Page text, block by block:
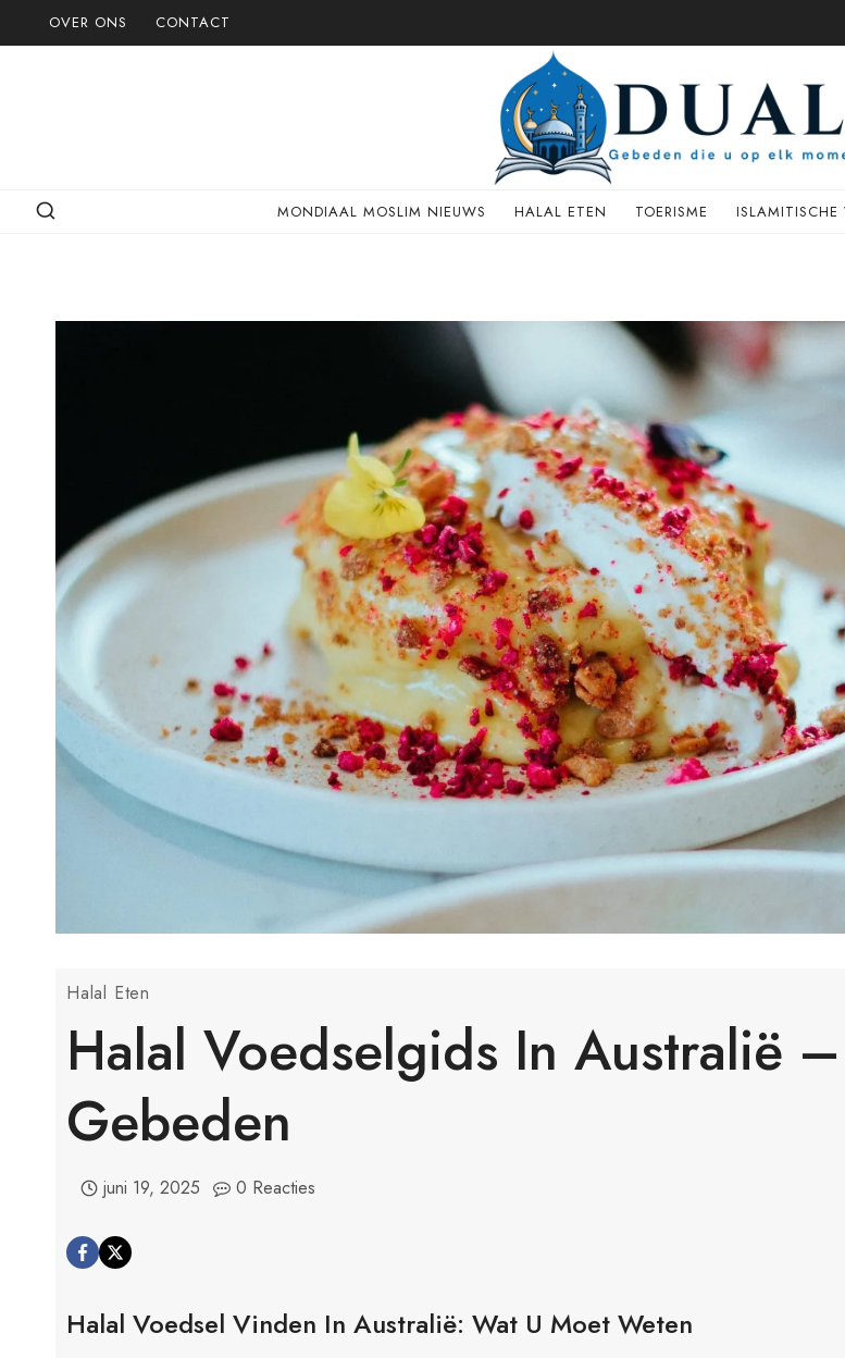
Doorgaan
naar
OVER ONS CONTACT
MONDIAAL MOSLIM NIEUWS HALAL ETEN TOERISME ISLAMITISCHE
Halal Eten
Halal Voedselgids In Australië –
Gebeden
juni 19, 2025 0 Reacties
Halal Voedsel Vinden In Australië: Wat U Moet Weten